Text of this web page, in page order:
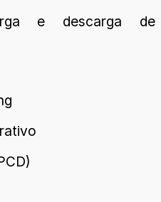
e descarga de